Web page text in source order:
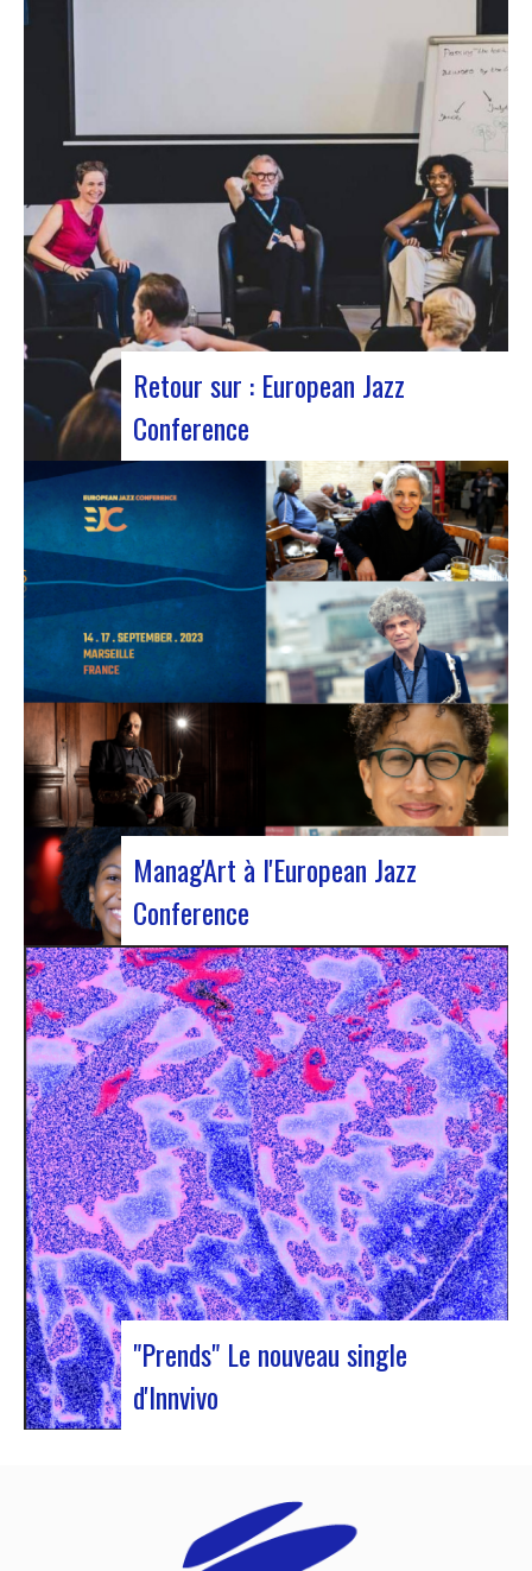
nouveau single d’Innvivo, intitulé « Exile ». Un
morceau aux airs introspectifs, qui vous permet
de vous plonger dans l’univers philosophique &
mélancolique du duo bordelais. « Exile » débute
avec une tonalité introspective, invitant l’auditeur
à s’aventurer…
Retour sur : European Jazz
Conference
Participants à l’European Jazz Conférence
L’European Jazz Conférence constitue un
événement majeur réunissant chaque année des
experts du jazz, notamment des promoteurs, des
gestionnaires culturels, des agents et des
organismes de soutien nationaux ou régionaux.
Cette année l’évènement s’est installé à Marseille
pour 3 jours…
Manag'Art à l'European Jazz
Conference
Du 15 au 17 septembre, nous participerons à
l’European Jazz Conference à Marseille. Cette
année, la conférence sera focalisée sur le thème
« Illuminations ». Au programme, showcases,
conférences et échanges. Accompagnée de Jan
Ole Otnæs (EJN honorary member, NO) et de
Sophie Blussé (Music Meeting, NL), Judyth…
"Prends" Le nouveau single
d'Innvivo
vous permet de vous plonger dans l’univers
humaniste & mélancolique du duo bordelais. Ce